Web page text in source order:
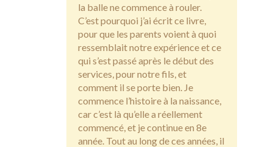
la balle ne commence à rouler.
C’est pourquoi j’ai écrit ce livre,
pour que les parents voient à quoi
ressemblait notre expérience et ce
qui s’est passé après le début des
services, pour notre fils, et
comment il se porte bien. Je
commence l’histoire à la naissance,
car c’est là qu’elle a réellement
commencé, et je continue en 8e
année. Tout au long de ces années, il